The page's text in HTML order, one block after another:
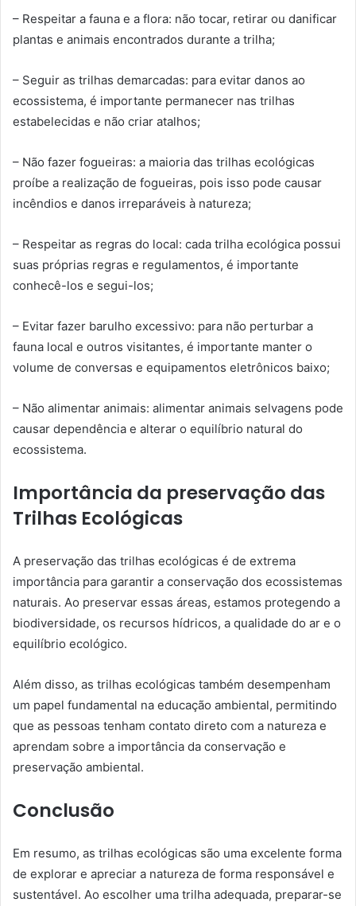
– Respeitar a fauna e a flora: não tocar, retirar ou danificar
plantas e animais encontrados durante a trilha;
– Seguir as trilhas demarcadas: para evitar danos ao
ecossistema, é importante permanecer nas trilhas
estabelecidas e não criar atalhos;
– Não fazer fogueiras: a maioria das trilhas ecológicas
proíbe a realização de fogueiras, pois isso pode causar
incêndios e danos irreparáveis à natureza;
– Respeitar as regras do local: cada trilha ecológica possui
suas próprias regras e regulamentos, é importante
conhecê-los e segui-los;
– Evitar fazer barulho excessivo: para não perturbar a
fauna local e outros visitantes, é importante manter o
volume de conversas e equipamentos eletrônicos baixo;
– Não alimentar animais: alimentar animais selvagens pode
causar dependência e alterar o equilíbrio natural do
ecossistema.
Importância da preservação das
Trilhas Ecológicas
A preservação das trilhas ecológicas é de extrema
importância para garantir a conservação dos ecossistemas
naturais. Ao preservar essas áreas, estamos protegendo a
biodiversidade, os recursos hídricos, a qualidade do ar e o
equilíbrio ecológico.
Além disso, as trilhas ecológicas também desempenham
um papel fundamental na educação ambiental, permitindo
que as pessoas tenham contato direto com a natureza e
aprendam sobre a importância da conservação e
preservação ambiental.
Conclusão
Em resumo, as trilhas ecológicas são uma excelente forma
de explorar e apreciar a natureza de forma responsável e
sustentável. Ao escolher uma trilha adequada, preparar-se